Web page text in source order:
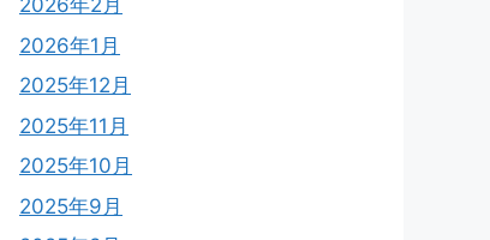
2026年2月
2026年1月
2025年12月
2025年11月
2025年10月
2025年9月